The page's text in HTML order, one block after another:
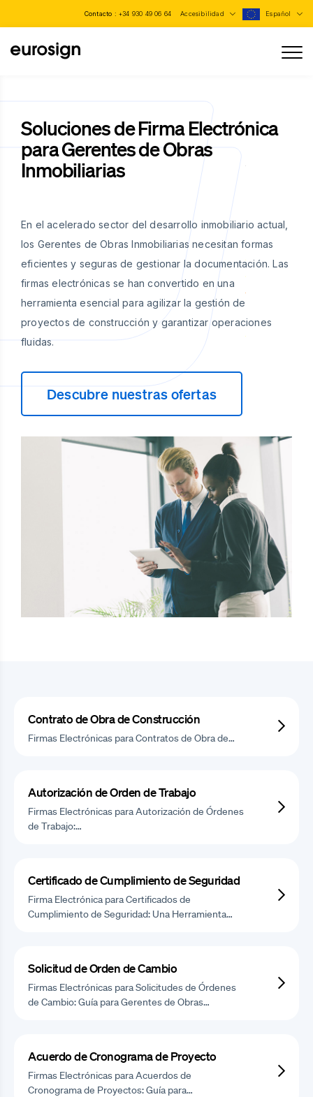
Contacto : +34 930 49 06 64 Accesibilidad Español
Soluciones de Firma Electrónica
para Gerentes de Obras
Inmobiliarias
En el acelerado sector del desarrollo inmobiliario actual,
los Gerentes de Obras Inmobiliarias necesitan formas
eficientes y seguras de gestionar la documentación. Las
firmas electrónicas se han convertido en una
herramienta esencial para agilizar la gestión de
proyectos de construcción y garantizar operaciones
fluidas.
Descubre nuestras ofertas
Contrato de Obra de Construcción
Firmas Electrónicas para Contratos de Obra de…
Autorización de Orden de Trabajo
Firmas Electrónicas para Autorización de Órdenes
de Trabajo:…
Certificado de Cumplimiento de Seguridad
Firma Electrónica para Certificados de
Cumplimiento de Seguridad: Una Herramienta…
Solicitud de Orden de Cambio
Firmas Electrónicas para Solicitudes de Órdenes
de Cambio: Guía para Gerentes de Obras…
Acuerdo de Cronograma de Proyecto
Firmas Electrónicas para Acuerdos de
Cronograma de Proyectos: Guía para…